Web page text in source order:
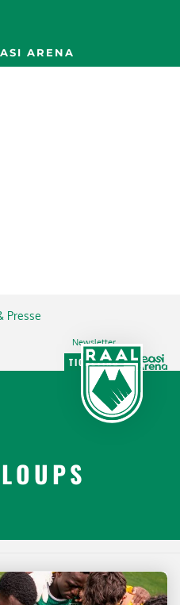
ARENA
Presse
Newsletter
TICKETING
VIP
FAN SHOP